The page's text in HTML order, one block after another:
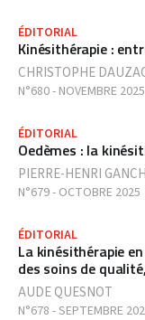
ÉDITORIAL
Kinésithérapie :
CHRISTOPHE
N°680 - NOVEMBRE 2025
ÉDITORIAL
Oedèmes : la
PIERRE-HENRI
N°679 - OCTOBRE 2025
ÉDITORIAL
La kinésithérapie
des soins de
AUDE QUESNOT
N°678 - SEPTEMBRE